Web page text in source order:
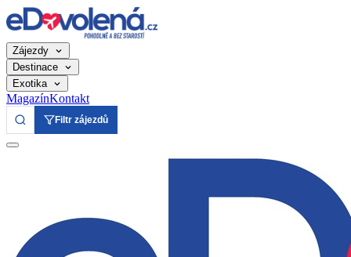
Zájezdy
Destinace
Exotika
MagazínKontakt
Filtr zájezdů